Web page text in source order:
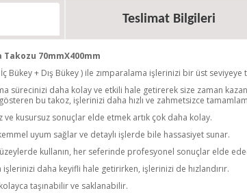
Teslimat Bilgileri
Takozu 70mmX400mm
Bükey + Dış Bükey ) ile zımparalama işlerinizi bir üst seviyeye
sürecinizi daha kolay ve etkili hale getirerek size zaman
bu takoz, işlerinizi daha hızlı ve zahmetsizce
kusursuz sonuçlar elde etmek artık çok daha kolay.
uyum sağlar ve detaylı işlerde bile hassasiyet sunar.
kullanın, her seferinde profesyonel sonuçlar elde
daha keyifli hale getirirken, işlerinizi de hızlandırır.
taşınabilir ve saklanabilir.